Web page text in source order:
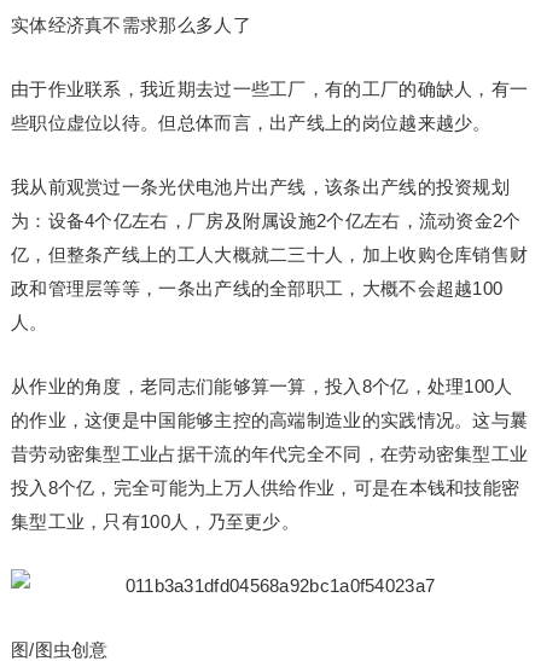
实体经济真不需求那么多人了
由于作业联系，我近期去过一些工厂，有的工厂的确缺人，有一
些职位虚位以待。但总体而言，出产线上的岗位越来越少。
我从前观赏过一条光伏电池片出产线，该条出产线的投资规划
为：设备4个亿左右，厂房及附属设施2个亿左右，流动资金2个
亿，但整条产线上的工人大概就二三十人，加上收购仓库销售财
政和管理层等等，一条出产线的全部职工，大概不会超越100
人。
从作业的角度，老同志们能够算一算，投入8个亿，处理100人
的作业，这便是中国能够主控的高端制造业的实践情况。这与曩
昔劳动密集型工业占据干流的年代完全不同，在劳动密集型工业
投入8个亿，完全可能为上万人供给作业，可是在本钱和技能密
集型工业，只有100人，乃至更少。
图/图虫创意